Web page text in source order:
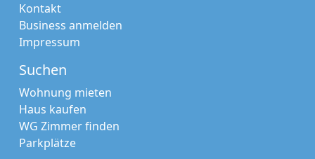
Kontakt
Business anmelden
Impressum
Suchen
Wohnung mieten
Haus kaufen
WG Zimmer finden
Parkplätze